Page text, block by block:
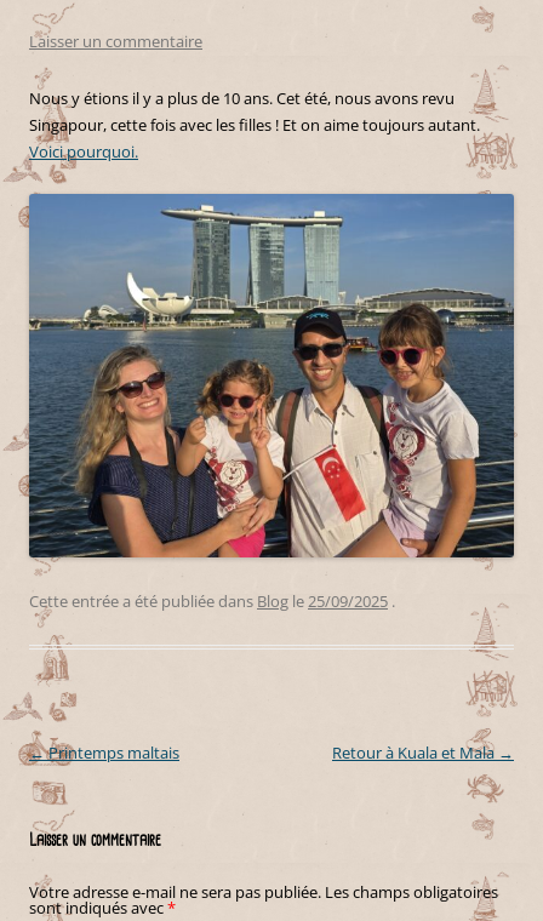
Laisser un commentaire
Nous y étions il y a plus de 10 ans. Cet été, nous avons revu
Singapour, cette fois avec les filles ! Et on aime toujours autant.
Voici pourquoi.
Cette entrée a été publiée dans Blog le25/09/2025 .
Navigation des articles
←Printemps maltais Retour à Kuala et Mala →
Laisser un commentaire
Votre adresse e-mail ne sera pas publiée. Les champs obligatoires
sont indiqués avec*